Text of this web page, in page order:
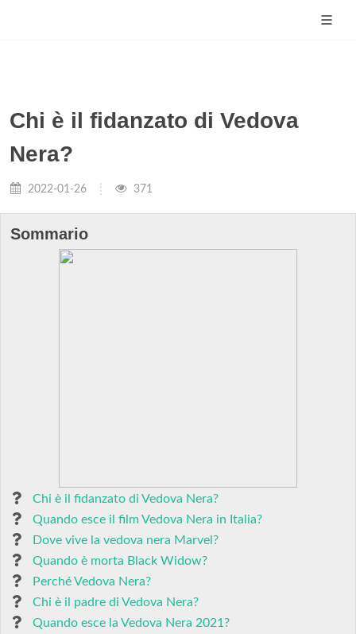
Chi è il fidanzato di Vedova
Nera?
2022-01-26 371
Sommario
Chi è il fidanzato di Vedova Nera?
Quando esce il film Vedova Nera in Italia?
Dove vive la vedova nera Marvel?
Quando è morta Black Widow?
Perché Vedova Nera?
Chi è il padre di Vedova Nera?
Quando esce la Vedova Nera 2021?